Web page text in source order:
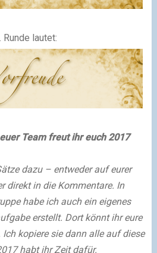
lautet:
Team freut ihr euch 2017
dazu – entweder auf eurer
direkt in die Kommentare. In
habe ich auch ein eigenes
erstellt. Dort könnt ihr eure
kopiere sie dann alle auf diese
habt ihr Zeit dafür.